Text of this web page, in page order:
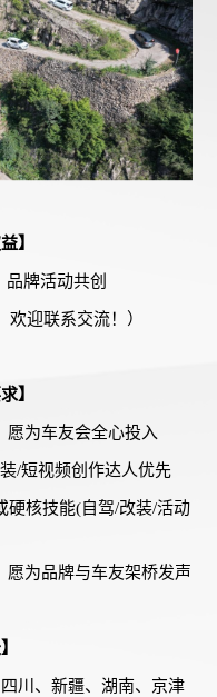
】
牌活动共创
欢迎联系交流！）
】
愿为车友会全心投入
/短视频创作达人优先
硬核技能(自驾/改装/活动
愿为品牌与车友架桥发声
川、新疆、湖南、京津